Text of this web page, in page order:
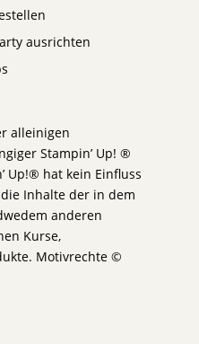
ausrichten
alleinigen
Stampin’ Up! ®
Up!® hat kein Einfluss
Inhalte der in dem
anderen
Kurse,
Motivrechte ©